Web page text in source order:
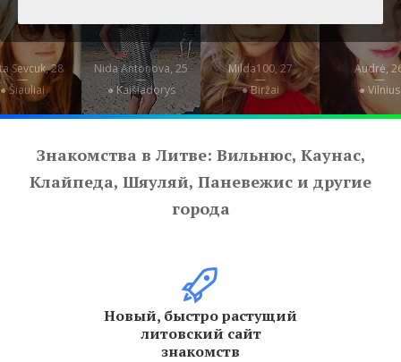
Sevcuk, 28
—
● Šiauliai
Nida Antonova, 25
—
● Kaišiadorys
Milda100, 27
—
● Biržai
Audrė,
—
● Vilnius
Знакомства в Литве: Вильнюс, Каунас,
Клайпеда, Шяуляй, Паневежис и другие
города
Новый, быстро растущий
литовский сайт
знакомств